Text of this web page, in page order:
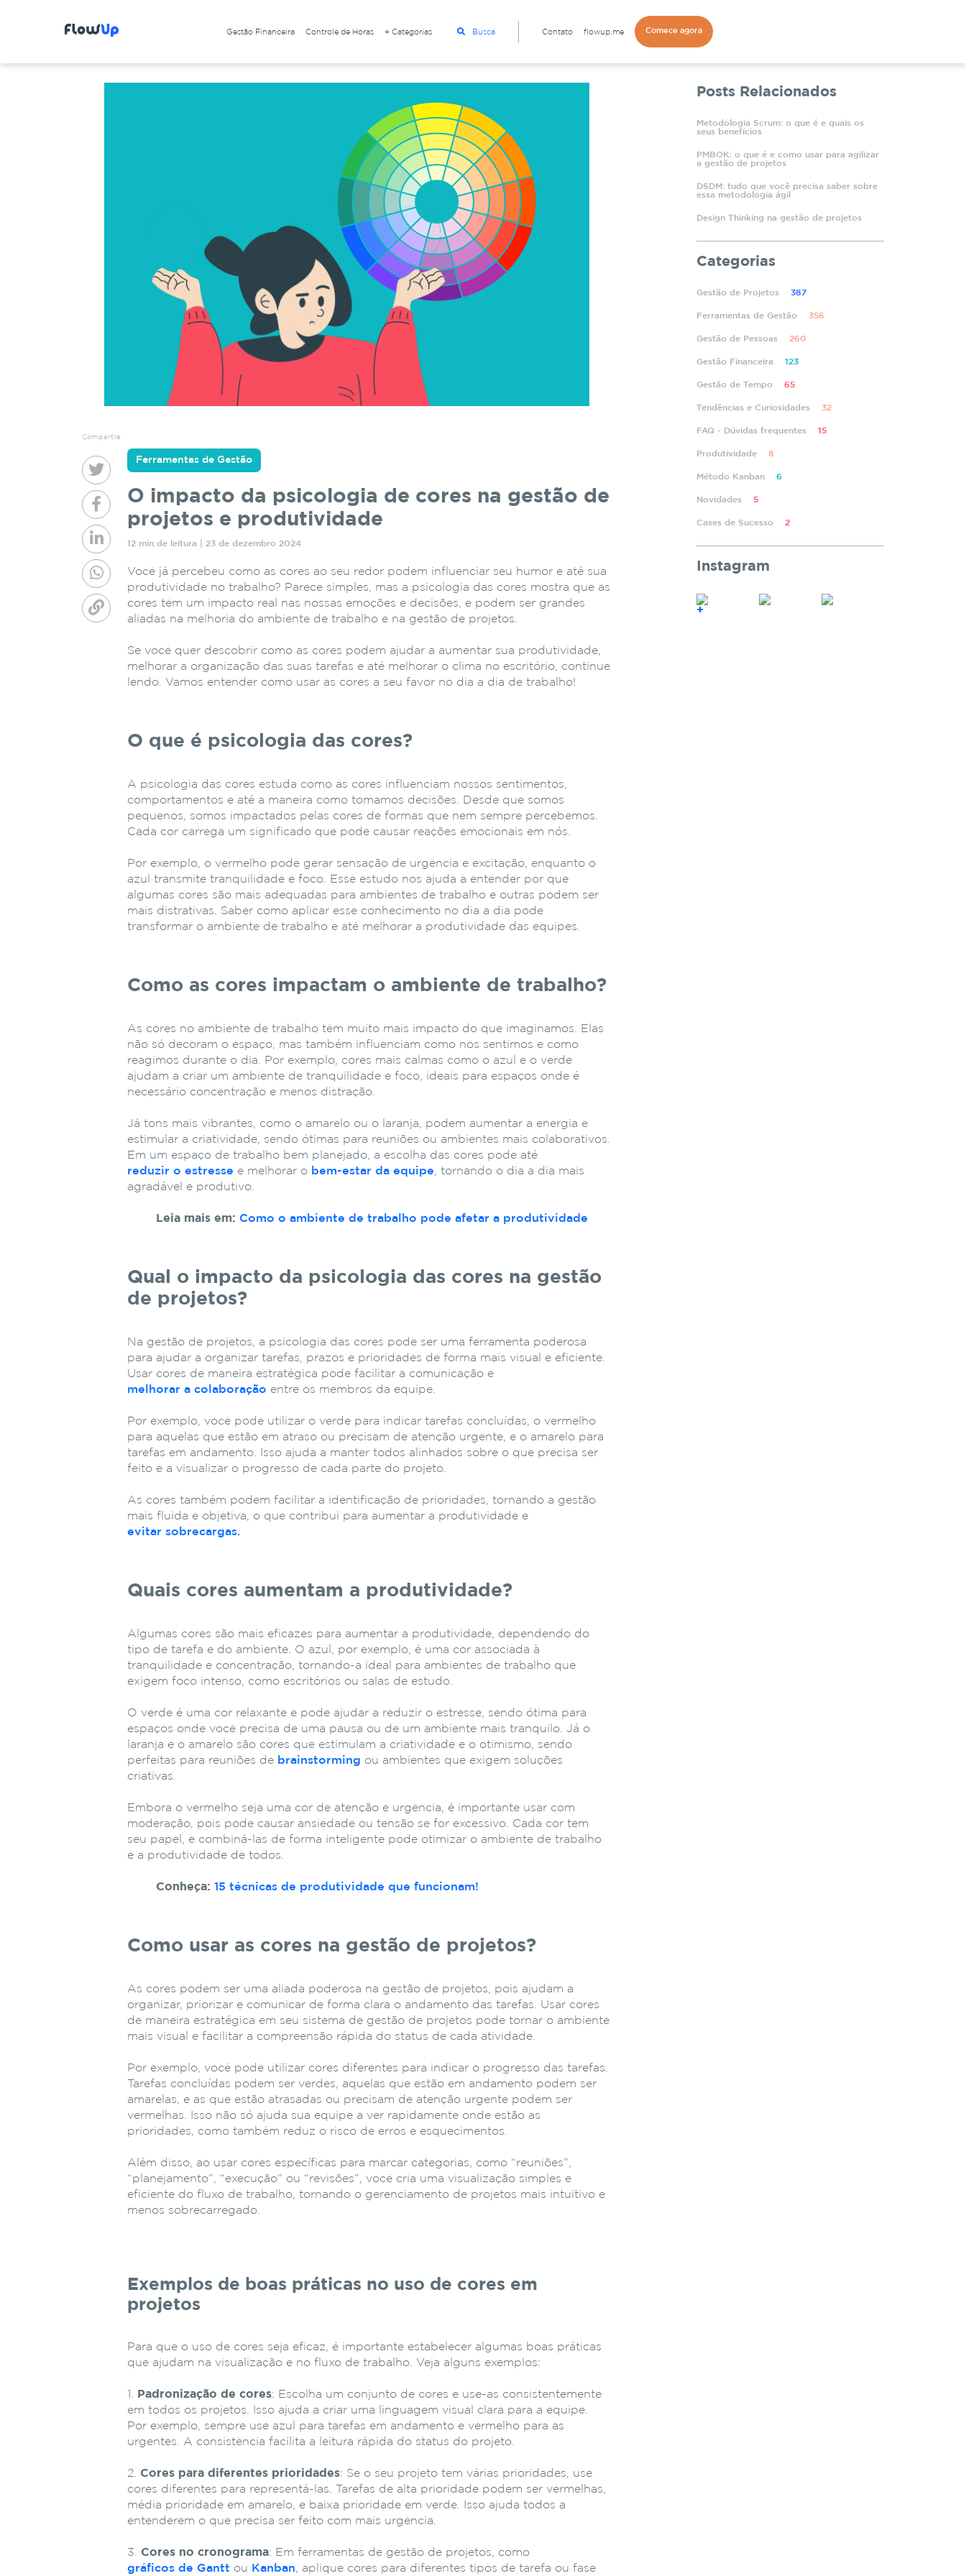
Gestão Financeira Controle de Horas + Categorias Busca Contato flowup.me Comece agora
Compartile
Ferramentas de Gestão
O impacto da psicologia de cores na gestão de
projetos e produtividade
12 min de leitura | 23 de dezembro 2024
Você já percebeu como as cores ao seu redor podem influenciar seu humor e até sua
produtividade no trabalho? Parece simples, mas a psicologia das cores mostra que as
cores têm um impacto real nas nossas emoções e decisões, e podem ser grandes
aliadas na melhoria do ambiente de trabalho e na gestão de projetos.
Se você quer descobrir como as cores podem ajudar a aumentar sua produtividade,
melhorar a organização das suas tarefas e até melhorar o clima no escritório, continue
lendo. Vamos entender como usar as cores a seu favor no dia a dia de trabalho!
O que é psicologia das cores?
A psicologia das cores estuda como as cores influenciam nossos sentimentos,
comportamentos e até a maneira como tomamos decisões. Desde que somos
pequenos, somos impactados pelas cores de formas que nem sempre percebemos.
Cada cor carrega um significado que pode causar reações emocionais em nós.
Por exemplo, o vermelho pode gerar sensação de urgência e excitação, enquanto o
azul transmite tranquilidade e foco. Esse estudo nos ajuda a entender por que
algumas cores são mais adequadas para ambientes de trabalho e outras podem ser
mais distrativas. Saber como aplicar esse conhecimento no dia a dia pode
transformar o ambiente de trabalho e até melhorar a produtividade das equipes.
Como as cores impactam o ambiente de trabalho?
As cores no ambiente de trabalho têm muito mais impacto do que imaginamos. Elas
não só decoram o espaço, mas também influenciam como nos sentimos e como
reagimos durante o dia. Por exemplo, cores mais calmas como o azul e o verde
ajudam a criar um ambiente de tranquilidade e foco, ideais para espaços onde é
necessário concentração e menos distração.
Já tons mais vibrantes, como o amarelo ou o laranja, podem aumentar a energia e
estimular a criatividade, sendo ótimas para reuniões ou ambientes mais colaborativos.
Em um espaço de trabalho bem planejado, a escolha das cores pode até
reduzir o estresse e melhorar o bem-estar da equipe, tornando o dia a dia mais
agradável e produtivo.
Leia mais em: Como o ambiente de trabalho pode afetar a produtividade
Qual o impacto da psicologia das cores na gestão
de projetos?
Na gestão de projetos, a psicologia das cores pode ser uma ferramenta poderosa
para ajudar a organizar tarefas, prazos e prioridades de forma mais visual e eficiente.
Usar cores de maneira estratégica pode facilitar a comunicação e
melhorar a colaboração entre os membros da equipe.
Por exemplo, você pode utilizar o verde para indicar tarefas concluídas, o vermelho
para aquelas que estão em atraso ou precisam de atenção urgente, e o amarelo para
tarefas em andamento. Isso ajuda a manter todos alinhados sobre o que precisa ser
feito e a visualizar o progresso de cada parte do projeto.
As cores também podem facilitar a identificação de prioridades, tornando a gestão
mais fluida e objetiva, o que contribui para aumentar a produtividade e
evitar sobrecargas.
Quais cores aumentam a produtividade?
Algumas cores são mais eficazes para aumentar a produtividade, dependendo do
tipo de tarefa e do ambiente. O azul, por exemplo, é uma cor associada à
tranquilidade e concentração, tornando-a ideal para ambientes de trabalho que
exigem foco intenso, como escritórios ou salas de estudo.
O verde é uma cor relaxante e pode ajudar a reduzir o estresse, sendo ótima para
espaços onde você precisa de uma pausa ou de um ambiente mais tranquilo. Já o
laranja e o amarelo são cores que estimulam a criatividade e o otimismo, sendo
perfeitas para reuniões de brainstorming ou ambientes que exigem soluções
criativas.
Embora o vermelho seja uma cor de atenção e urgência, é importante usar com
moderação, pois pode causar ansiedade ou tensão se for excessivo. Cada cor tem
seu papel, e combiná-las de forma inteligente pode otimizar o ambiente de trabalho
e a produtividade de todos.
Conheça: 15técnicas de produtividade que funcionam!
Como usar as cores na gestão de projetos?
As cores podem ser uma aliada poderosa na gestão de projetos, pois ajudam a
organizar, priorizar e comunicar de forma clara o andamento das tarefas. Usar cores
de maneira estratégica em seu sistema de gestão de projetos pode tornar o ambiente
mais visual e facilitar a compreensão rápida do status de cada atividade.
Por exemplo, você pode utilizar cores diferentes para indicar o progresso das tarefas.
Tarefas concluídas podem ser verdes, aquelas que estão em andamento podem ser
amarelas, e as que estão atrasadas ou precisam de atenção urgente podem ser
vermelhas. Isso não só ajuda sua equipe a ver rapidamente onde estão as
prioridades, como também reduz o risco de erros e esquecimentos.
Além disso, ao usar cores específicas para marcar categorias, como “reuniões”,
“planejamento”, “execução” ou “revisões”, você cria uma visualização simples e
eficiente do fluxo de trabalho, tornando o gerenciamento de projetos mais intuitivo e
menos sobrecarregado.
Exemplos de boas práticas no uso de cores em
projetos
Para que o uso de cores seja eficaz, é importante estabelecer algumas boas práticas
que ajudam na visualização e no fluxo de trabalho. Veja alguns exemplos:
Padronização de cores: Escolha um conjunto de cores e use-as consistentemente
em todos os projetos. Isso ajuda a criar uma linguagem visual clara para a equipe.
Por exemplo, sempre use azul para tarefas em andamento e vermelho para as
urgentes. A consistência facilita a leitura rápida do status do projeto.
Cores para diferentes prioridades: Se o seu projeto tem várias prioridades, use
cores diferentes para representá-las. Tarefas de alta prioridade podem ser vermelhas,
média prioridade em amarelo, e baixa prioridade em verde. Isso ajuda todos a
entenderem o que precisa ser feito com mais urgência.
Cores no cronograma: Em ferramentas de gestão de projetos, como
gráficos de Gantt ou Kanban, aplique cores para diferentes tipos de tarefa ou fase
Posts Relacionados
Metodologia Scrum: o que é e quais os
seus benefícios
PMBOK: o que é e como usar para agilizar
a gestão de projetos
DSDM: tudo que você precisa saber sobre
essa metodologia ágil
Design Thinking na gestão de projetos
Categorias
Gestão de Projetos 387
Ferramentas de Gestão 356
Gestão de Pessoas 260
Gestão Financeira 123
Gestão de Tempo 65
Tendências e Curiosidades 32
FAQ - Dúvidas frequentes 15
Produtividade 8
Método Kanban 6
Novidades 5
Cases de Sucesso 2
Instagram
+